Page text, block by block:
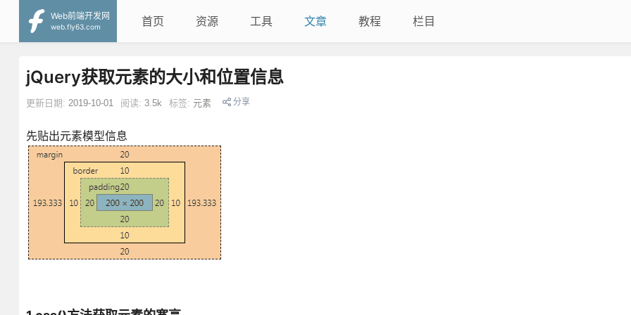
Web前端开发网
web.fly63.com
首页 资源 工具 文章 教程 栏目
jQuery获取元素的大小和位置信息
更新日期: 2019-10-01 阅读: 3.5k 标签: 元素 分享
先贴出元素模型信息